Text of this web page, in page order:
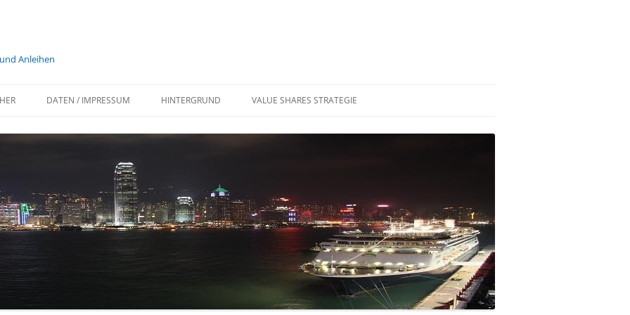
Anleihen
DATEN / IMPRESSUM HINTERGRUND VALUE SHARES STRATEGIE